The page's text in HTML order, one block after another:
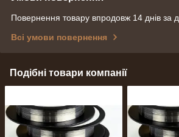
Повернення товару впродовж 14 днів за
Всі умови повернення
Подібні товари компанії